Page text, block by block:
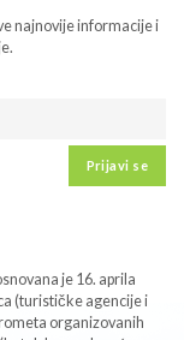
najnovije informacije i
Prijavi se
je 16. aprila
(turističke agencije i
organizovanih